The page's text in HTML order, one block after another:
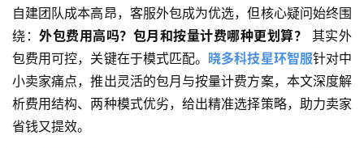
自建团队成本高昂，客服外包成为优选，但核心疑问始终围
绕：外包费用高吗？包月和按量计费哪种更划算？
其实外
包费用可控，关键在于模式匹配。 晓多科技星环智服针对中
小卖家痛点，推出灵活的包月与按量计费方案，本文深度解
析费用结构、两种模式优劣，给出精准选择策略，助力卖家
省钱又提效。